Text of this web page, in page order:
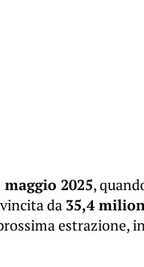
maggio 2025,
da 35,4
estrazione,